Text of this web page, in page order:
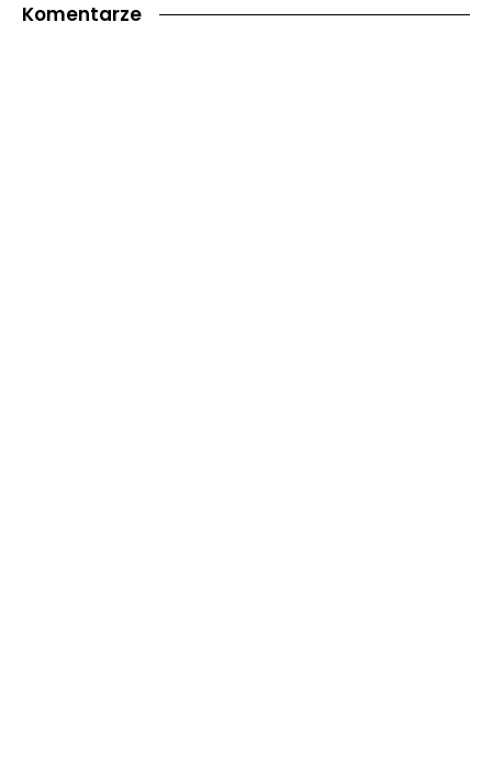
Komentarze